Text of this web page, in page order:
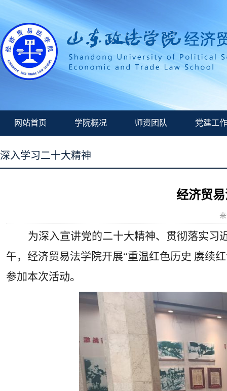
网站首页 学院概况 师资团队 党建工作
深入学习二十大精神
经济贸
为深入宣讲党的二十大精神、贯彻落实习
午，经济贸易法学院开展“重温红色历史 赓续
参加本次活动。